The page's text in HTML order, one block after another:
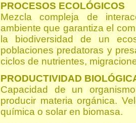
PROCESOS ECOLÓGICOS
Mezcla compleja de
ambiente que garantiza el
la biodiversidad de un
poblaciones predatoras y
ciclos de nutrientes,
PRODUCTIVIDAD
Capacidad de un
producir materia orgánica.
química o solar en biomasa.